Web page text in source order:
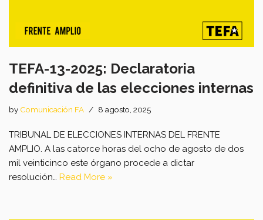
TEFA-13-2025: Declaratoria
definitiva de las elecciones internas
by Comunicación FA 8 agosto, 2025
TRIBUNAL DE ELECCIONES INTERNAS DEL FRENTE
AMPLIO. A las catorce horas del ocho de agosto de dos
mil veinticinco este órgano procede a dictar
resolución… Read More »